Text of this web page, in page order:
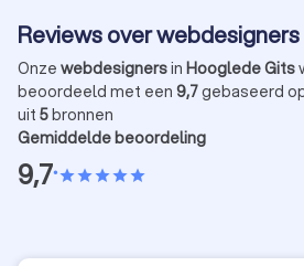
Reviews over
Onze webdesignersin Hooglede Gits
beoordeeld met een 9,7gebaseerd
uit 5bronnen
Gemiddelde beoordeling
9,7•starstarstarstarstar